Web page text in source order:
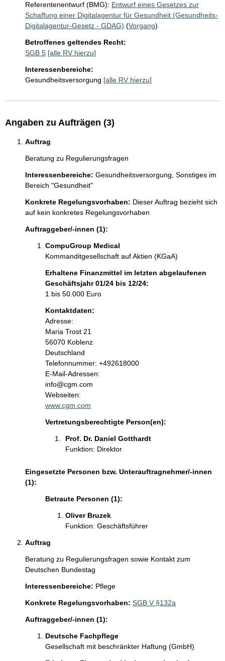
Referentenentwurf (BMG): Entwurf eines Gesetzes zur
Schaffung einer Digitalagentur für Gesundheit (Gesundheits-
Digitalagentur-Gesetz - GDAG) (Vorgang)
Betroffenes geltendes Recht:
SGB 5 [alle RV hierzu]
Interessenbereiche:
Gesundheitsversorgung [alle RV hierzu]
Angaben zu Aufträgen (3)
Auftrag
Beratung zu Regulierungsfragen
Interessenbereiche: Gesundheitsversorgung, Sonstiges im
Bereich "Gesundheit"
Konkrete Regelungsvorhaben: Dieser Auftrag bezieht sich
auf kein konkretes Regelungsvorhaben
Auftraggeber/-innen (1):
CompuGroup Medical
Kommanditgesellschaft auf Aktien (KGaA)
Erhaltene Finanzmittel im letzten abgelaufenen
Geschäftsjahr 01/24 bis 12/24:
1 bis 50.000 Euro
Kontaktdaten:
Adresse:
Maria Trost 21
56070 Koblenz
Deutschland
K
o
n
t
a
t
a
n
n
:
Telefonnummer: +492618000
E-Mail-Adressen:
info@cgm.com
Webseiten:
www.cgm.com
Vertretungsberechtigte Person(en):
Prof. Dr. Daniel Gotthardt
Funktion: Direktor
Eingesetzte Personen bzw. Unterauftragnehmer/-innen
(1):
Betraute Personen (1):
Oliver Bruzek
Funktion: Geschäftsführer
Auftrag
Beratung zu Regulierungsfragen sowie Kontakt zum
Deutschen Bundestag
Interessenbereiche: Pflege
Konkrete Regelungsvorhaben: SGB V §132a
Auftraggeber/-innen (1):
Deutsche Fachpflege
Gesellschaft mit beschränkter Haftung (GmbH)